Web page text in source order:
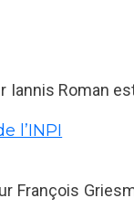
Roman
l’INPI
François